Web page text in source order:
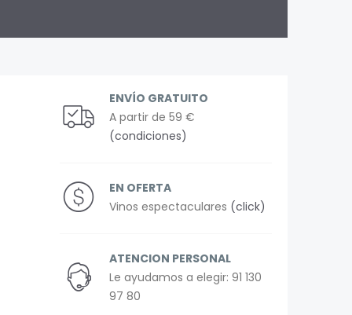
ENVÍO GRATUITO
A partir de 59 €
(condiciones)
EN OFERTA
Vinos espectaculares (click)
ATENCION PERSONAL
Le ayudamos a elegir: 91 130
97 80